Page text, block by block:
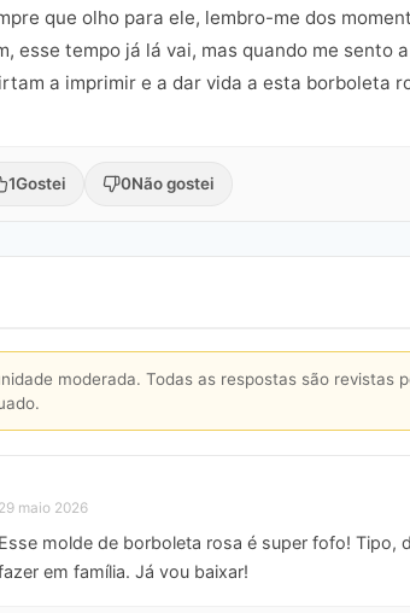
que olho para ele, lembro-me dos
esse tempo já lá vai, mas quando me sento
a imprimir e a dar vida a esta borboleta
1Gostei 0Não gostei
moderada. Todas as respostas são
29 maio 2026
Esse molde de borboleta rosa é super fofo! Tipo,
em família. Já vou baixar!